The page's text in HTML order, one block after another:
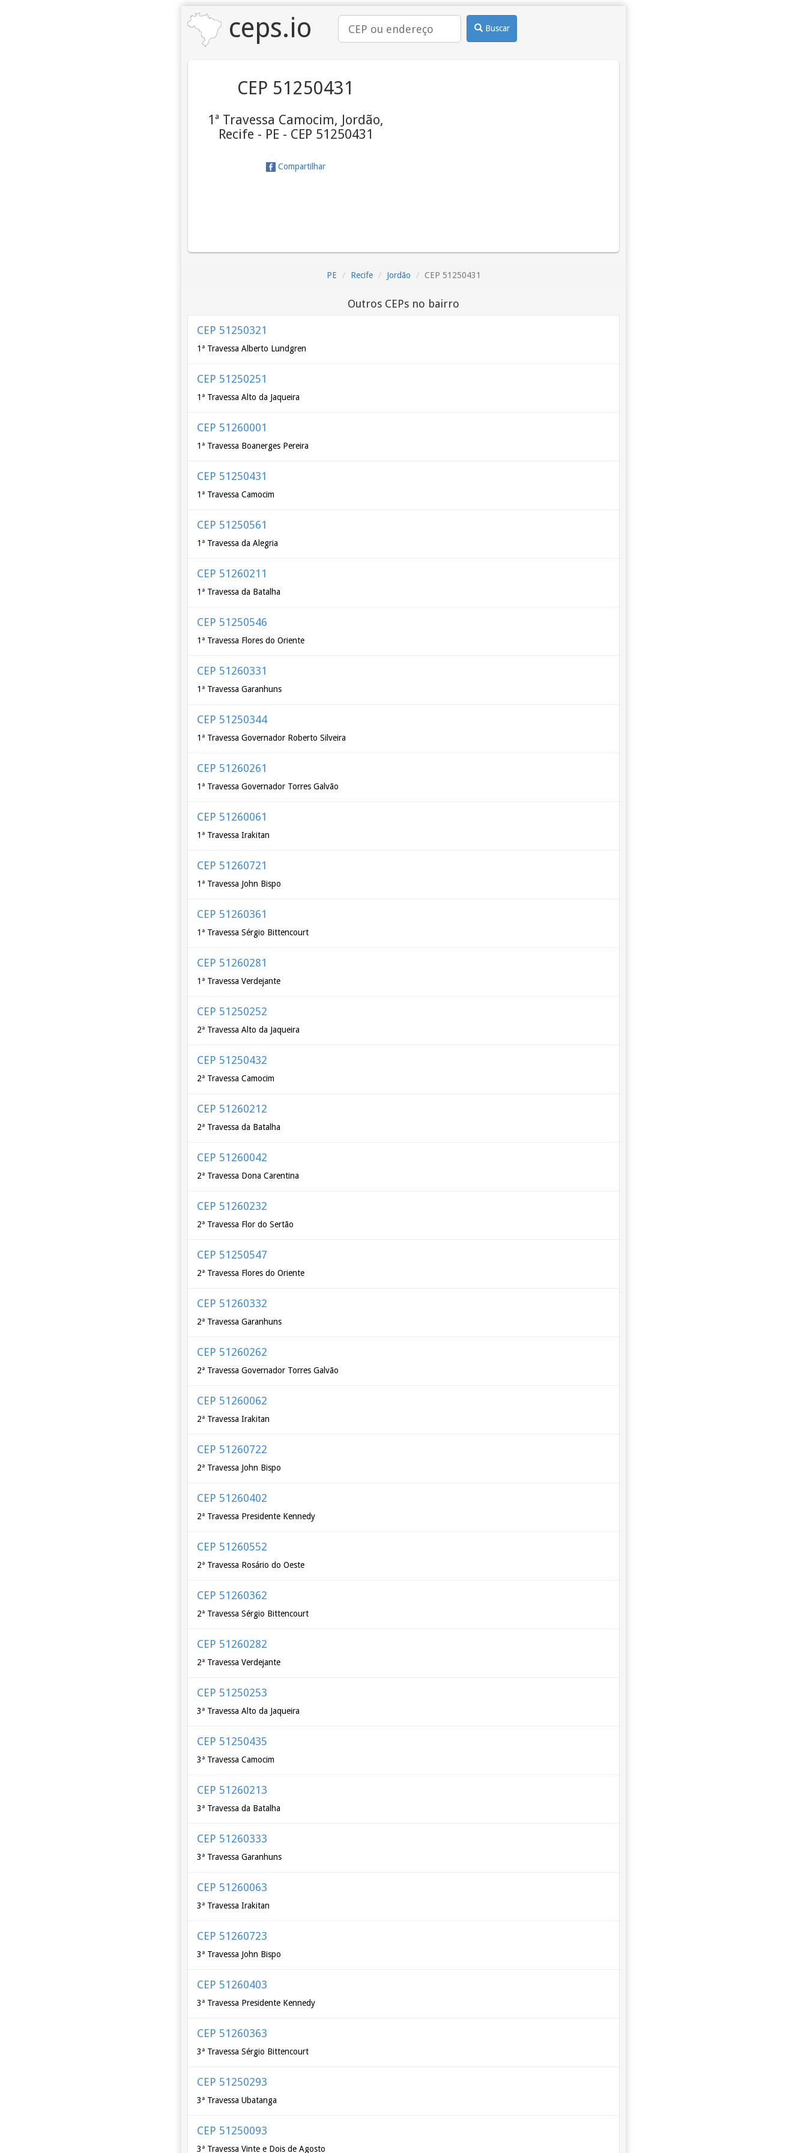
ceps.io Buscar
CEP 51250431
1ª Travessa Camocim, Jordão,
Recife - PE - CEP 51250431
Compartilhar
PE Recife Jordão CEP 51250431
Outros CEPs no bairro
CEP 51250321
1ª Travessa Alberto Lundgren
CEP 51250251
1ª Travessa Alto da Jaqueira
CEP 51260001
1ª Travessa Boanerges Pereira
CEP 51250431
1ª Travessa Camocim
CEP 51250561
1ª Travessa da Alegria
CEP 51260211
1ª Travessa da Batalha
CEP 51250546
1ª Travessa Flores do Oriente
CEP 51260331
1ª Travessa Garanhuns
CEP 51250344
1ª Travessa Governador Roberto Silveira
CEP 51260261
1ª Travessa Governador Torres Galvão
CEP 51260061
1ª Travessa Irakitan
CEP 51260721
1ª Travessa John Bispo
CEP 51260361
1ª Travessa Sérgio Bittencourt
CEP 51260281
1ª Travessa Verdejante
CEP 51250252
2ª Travessa Alto da Jaqueira
CEP 51250432
2ª Travessa Camocim
CEP 51260212
2ª Travessa da Batalha
CEP 51260042
2ª Travessa Dona Carentina
CEP 51260232
2ª Travessa Flor do Sertão
CEP 51250547
2ª Travessa Flores do Oriente
CEP 51260332
2ª Travessa Garanhuns
CEP 51260262
2ª Travessa Governador Torres Galvão
CEP 51260062
2ª Travessa Irakitan
CEP 51260722
2ª Travessa John Bispo
CEP 51260402
2ª Travessa Presidente Kennedy
CEP 51260552
2ª Travessa Rosário do Oeste
CEP 51260362
2ª Travessa Sérgio Bittencourt
CEP 51260282
2ª Travessa Verdejante
CEP 51250253
3ª Travessa Alto da Jaqueira
CEP 51250435
3ª Travessa Camocim
CEP 51260213
3ª Travessa da Batalha
CEP 51260333
3ª Travessa Garanhuns
CEP 51260063
3ª Travessa Irakitan
CEP 51260723
3ª Travessa John Bispo
CEP 51260403
3ª Travessa Presidente Kennedy
CEP 51260363
3ª Travessa Sérgio Bittencourt
CEP 51250293
3ª Travessa Ubatanga
CEP 51250093
3ª Travessa Vinte e Dois de Agosto